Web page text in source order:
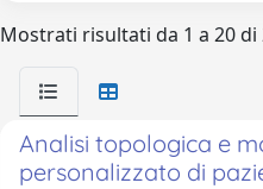
Mostrati risultati da 1 a 20 di
Analisi topologica e
personalizzato di